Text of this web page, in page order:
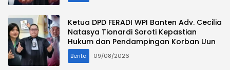
Ketua DPD FERADI WPI Banten Adv. Cecilia
Natasya Tionardi Soroti Kepastian
Hukum dan Pendampingan Korban Uun
Berita 09/08/2026